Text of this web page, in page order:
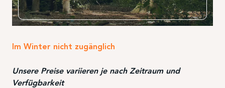
Im Winter nicht zugänglich
Unsere Preise variieren je nach Zeitraum und
Verfügbarkeit